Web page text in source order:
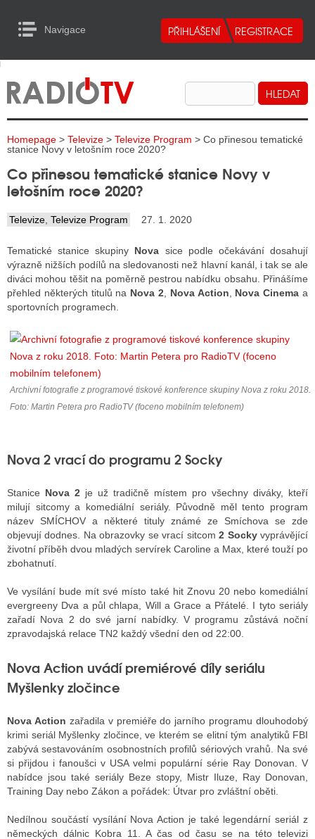
Navigace
RADIA
TELEVIZE
INTERNET
TISK
RADIA
RÁDIÍ
RÁDIÍ
VYSÍLAČE
TELEVIZE
TELEVIZÍ
INTERNET
RÁDIA
STRÁNKY RÁDIÍ
STRÁNKY TV
TISK
BLOGERA
DISKUTÉRA NA RADIOTV
to Content
Homepage > Televize > Televize Program > Co přinesou tematické
stanice Novy v letošním roce 2020?
Co přinesou tematické stanice Novy v
letošním roce 2020?
Televize Televize Program 27. 1. 2020
Tematické stanice skupiny Nova sice podle očekávání dosahují
výrazně nižších podílů na sledovanosti než hlavní kanál, i tak se ale
diváci mohou těšit na poměrně pestrou nabídku obsahu. Přinášíme
přehled některých titulů na Nova 2 Nova Action Nova Cinema a
sportovních programech.
Archivní fotografie z programové tiskové konference skupiny Nova z roku 2018.
Foto: Martin Petera pro RadioTV (foceno mobilním telefonem)
Nova 2 vrací do programu 2 Socky
Stanice Nova 2 je už tradičně místem pro všechny diváky, kteří
milují sitcomy a komediální seriály. Původně měl tento program
název SMÍCHOV a některé tituly známé ze Smíchova se zde
objevují dodnes. Na obrazovky se vrací sitcom2 Sockyvyprávějící
životní příběh dvou mladých servírek Caroline a Max, které touží po
zbohatnutí.
Ve vysílání bude mít své místo také hit Znovu 20 nebo komediální
evergreeny Dva a půl chlapa, Will a Grace a Přátelé. I tyto seriály
zařadí Nova 2 do své jarní nabídky. V programu zůstává noční
zpravodajská relace TN2 každý všední den od 22:00.
Nova Action uvádí premiérové díly seriálu
Myšlenky zločince
Nova Action zařadila v premiéře do jarního programu dlouhodobý
krimi seriál Myšlenky zločince, ve kterém se elitní tým analytiků FBI
zabývá sestavováním osobnostních profilů sériových vrahů. Na své
si přijdou i fanoušci v USA velmi populární série Ray Donovan. V
nabídce jsou také seriály Beze stopy, Mistr Iluze, Ray Donovan,
Training Day nebo Zákon a pořádek: Útvar pro zvláštní oběti.
Nedílnou součástí vysílání Nova Action je také legendární seriál z
německých dálnic Kobra 11. A čas od času se na této televizi